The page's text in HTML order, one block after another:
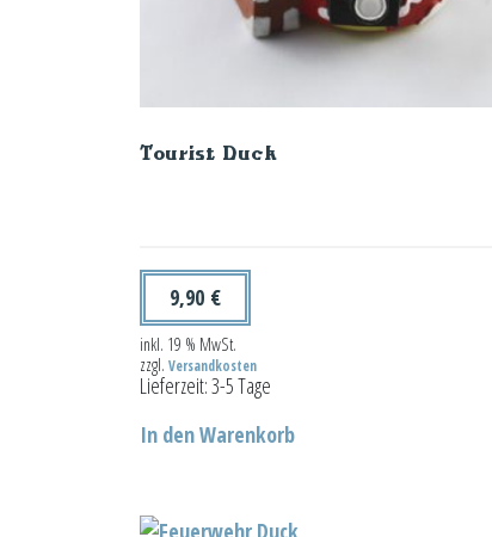
Tourist Duck
9,90 €
inkl. 19 % MwSt.
zzgl. Versandkosten
Lieferzeit:3-5 Tage
In den Warenkorb